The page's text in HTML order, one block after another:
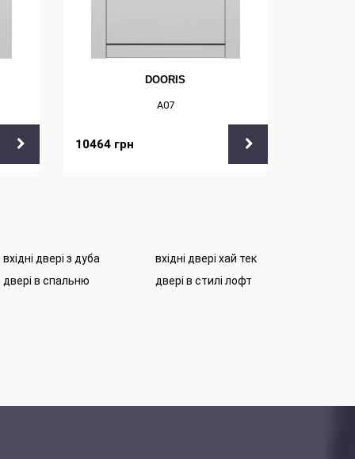
DOORIS
А07
10464 грн
вхідні двері з дуба
вхідні двері хай тек
двері в спальню
двері в стилі лофт